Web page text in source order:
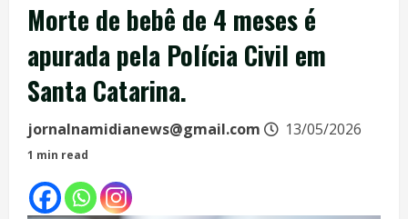
Morte de bebê de 4 meses é
apurada pela Polícia Civil em
Santa Catarina.
jornalnamidianews@gmail.com 13/05/2026
1 min read